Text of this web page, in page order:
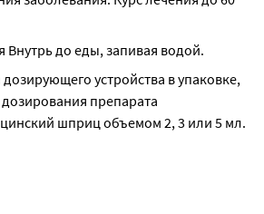
до еды, запивая водой.
дозирующего устройства в упаковке,
препарата
шприц объемом 2, 3 или 5 мл.